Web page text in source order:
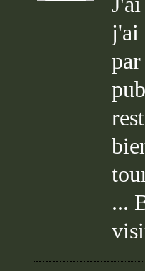
j'ai
...